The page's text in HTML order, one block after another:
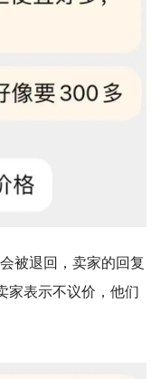
被退回，卖家的回复
家表示不议价，他们